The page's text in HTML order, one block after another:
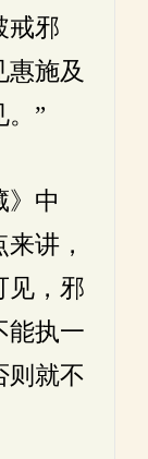
戒邪
惠施及
。”
》中
讲，
见，邪
能执一
则就不